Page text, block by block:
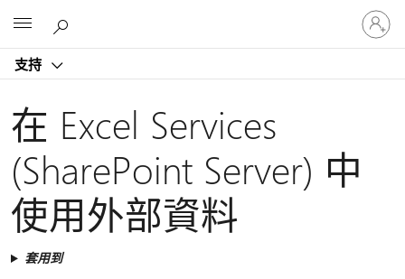
支持
登
入
您
在 Excel Services
(SharePoint Server) 中
使用外部資料
套用到